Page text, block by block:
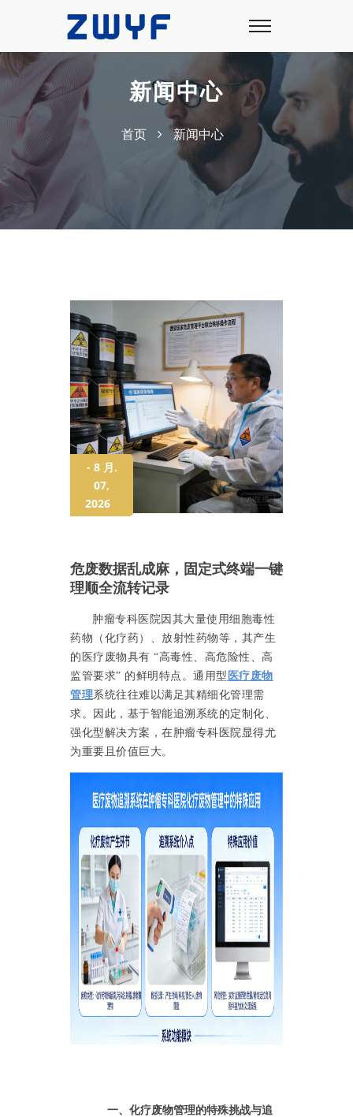
新闻中心
首页 新闻中心
- 8 月.
07,
2026
危废数据乱成麻，固定式终端一键
理顺全流转记录
肿瘤专科医院因其大量使用细胞毒性
药物（化疗药）、放射性药物等，其产生
的医疗废物具有 “高毒性、高危险性、高
监管要求” 的鲜明特点。通用型 医疗废物
管理系统往往难以满足其精细化管理需
求。因此，基于智能追溯系统的定制化、
强化型解决方案，在肿瘤专科医院显得尤
为重要且价值巨大。
一、化疗废物管理的特殊挑战与追